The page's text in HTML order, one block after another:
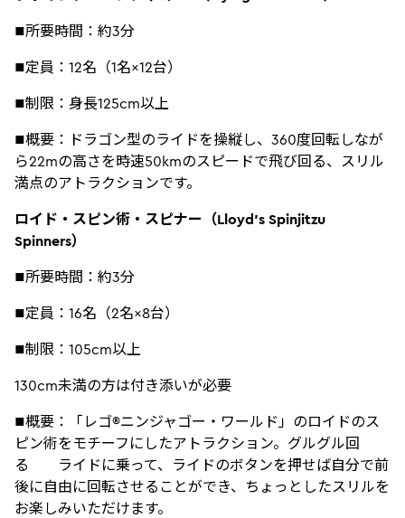
■所要時間：約3分
■定員：12名（1名×12台）
■制限：身長125cm以上
■概要：ドラゴン型のライドを操縦し、360度回転しなが
ら22mの高さを時速50kmのスピードで飛び回る、スリル
満点のアトラクションです。
ロイド・スピン術・スピナー（Lloyd’s Spinjitzu
Spinners）
■所要時間：約3分
■定員：16名（2名×8台）
■制限：105cm以上
130cm未満の方は付き添いが必要
■概要：「レゴ®ニンジャゴー・ワールド」のロイドのス
ピン術をモチーフにしたアトラクション。グルグル回
る ライドに乗って、ライドのボタンを押せば自分で前
後に自由に回転させることができ、ちょっとしたスリルを
お楽しみいただけます。